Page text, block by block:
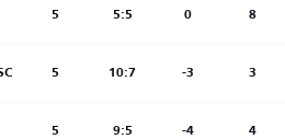
5 5:5 0 8
5 10:7 -3 3
5 9:5 -4 4